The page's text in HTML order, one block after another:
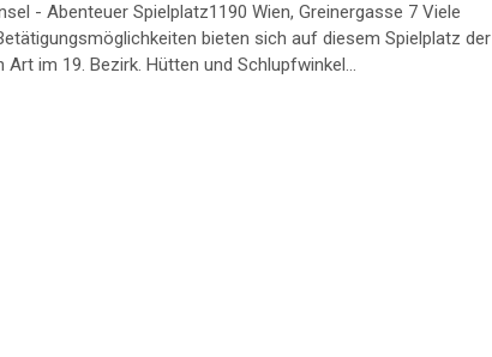
- Abenteuer Spielplatz1190 Wien, Greinergasse 7 Viele
bieten sich auf diesem Spielplatz der
Art im 19. Bezirk. Hütten und Schlupfwinkel...